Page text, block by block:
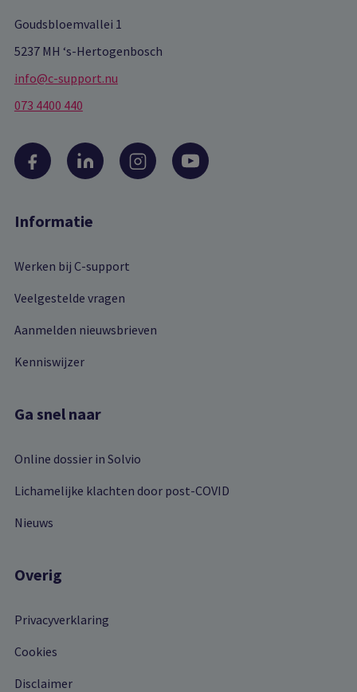
Goudsbloemvallei 1
5237 MH ‘s-Hertogenbosch
info@c-support.nu
073 4400 440
Informatie
Werken bij C-support
Veelgestelde vragen
Aanmelden nieuwsbrieven
Kenniswijzer
Ga snel naar
Online dossier in Solvio
Lichamelijke klachten door post-COVID
Nieuws
Overig
Privacyverklaring
Cookies
Disclaimer